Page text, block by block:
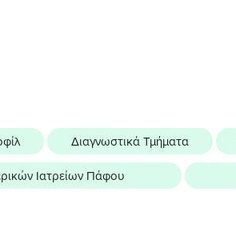
Διαγνωστικά Τμήματα
Ιατρείων Πάφου